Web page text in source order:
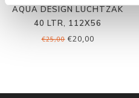
AQUA DESIGN LUCHTZAK
40 LTR, 112X56
€25,00€20,00